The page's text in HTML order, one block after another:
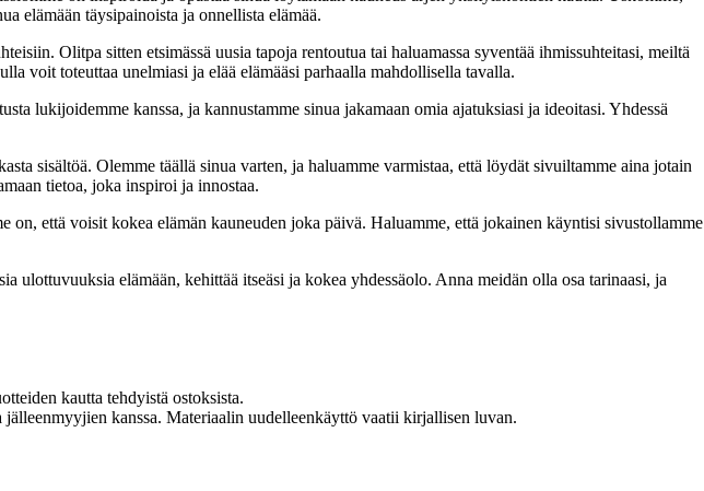
elämään täysipainoista ja onnellista elämää.
Olitpa sitten etsimässä uusia tapoja rentoutua tai haluamassa syventää ihmissuhteitasi, meiltä
voit toteuttaa unelmiasi ja elää elämääsi parhaalla mahdollisella tavalla.
lukijoidemme kanssa, ja kannustamme sinua jakamaan omia ajatuksiasi ja ideoitasi. Yhdessä
sisältöä. Olemme täällä sinua varten, ja haluamme varmistaa, että löydät sivuiltamme aina jotain
tietoa, joka inspiroi ja innostaa.
että voisit kokea elämän kauneuden joka päivä. Haluamme, että jokainen käyntisi sivustollamme
elämään, kehittää itseäsi ja kokea yhdessäolo. Anna meidän olla osa tarinaasi, ja
kautta tehdyistä ostoksista.
kanssa. Materiaalin uudelleenkäyttö vaatii kirjallisen luvan.